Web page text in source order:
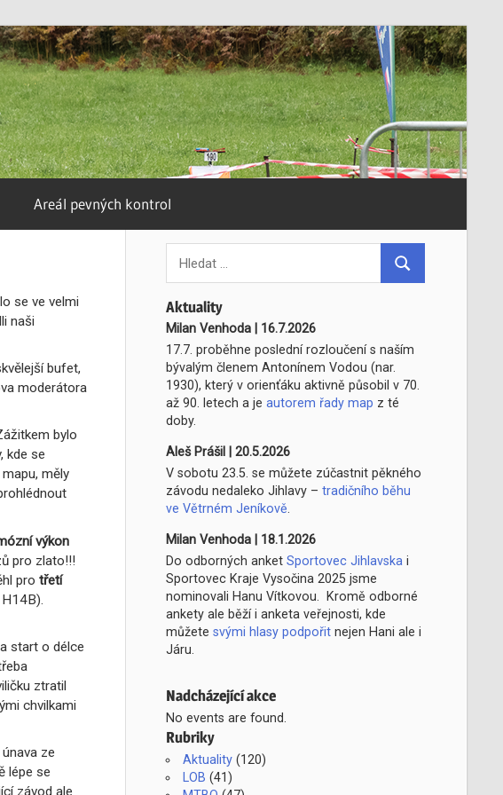
Areál pevných kontrol
se ve velmi
naši
bufet,
moderátora
bylo
kde se
měly
výkon
pro zlato!!!
protřetí
start o délce
ztratil
chvilkami
ze
lépe se
závod ale
for:
Hledat
Aktuality
Milan Venhoda| 16.7.2026
17.7. proběhne poslední rozloučení s naším
bývalým členem Antonínem Vodou (nar.
1930), který v orienťáku aktivně působil v 70.
až 90. letech a je autorem řady map z té
doby.
Aleš Prášil
20.5.2026
V sobotu 23.5. se můžete zúčastnit pěkného
závodu nedaleko Jihlavy – tradičního běhu
ve Větrném Jeníkově.
Milan Venhoda| 18.1.2026
Do odborných anket Sportovec Jihlavskai
Sportovec Kraje Vysočina 2025 jsme
nominovali Hanu Vítkovou. Kromě odborné
ankety ale běží i anketa veřejnosti, kde
můžete svými hlasy podpořitnejen Hani ale i
Járu.
Nadcházející akce
No events are found.
Rubriky
Aktuality (120)
LOB (41)